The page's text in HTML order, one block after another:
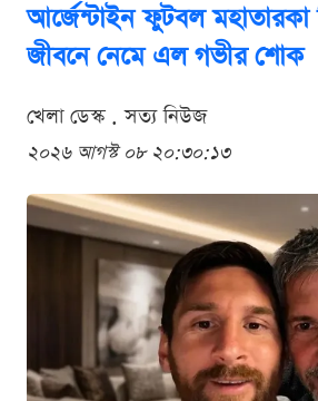
আর্জেন্টাইন ফুটবল
জীবনে নেমে এল গভীর শোক
খেলা ডেস্ক . সত্য নিউজ
২০২৬ আগস্ট ০৮ ২০:৩০:১৩